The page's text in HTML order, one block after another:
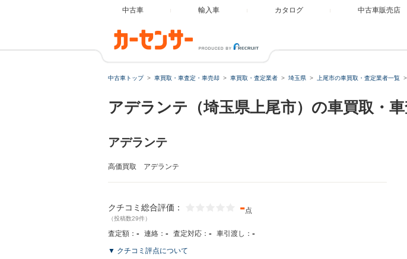
中古車 輸入車 カタログ 中古車販売店
中古車トップ 車買取・車査定・車売却 車買取・査定業者 埼玉県 上尾市の車買取・査定業者一覧
アデランテ（埼玉県上尾市）の車買取・
アデランテ
高価買取 アデランテ
クチコミ総合評価： -点
（投稿数29件）
査定額： - 連絡： - 査定対応： - 車引渡し： -
▼ クチコミ評点について